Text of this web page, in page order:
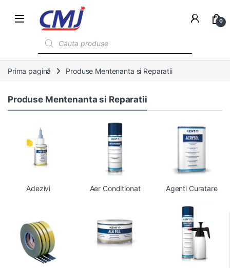
0
Prima pagină Produse Mentenanta si Reparatii
Produse Mentenanta si Reparatii
Adezivi Aer Conditionat Agenti Curatare